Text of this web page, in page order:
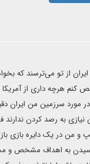
از تو می‌ترسند که
هرچه داری از
سرزمین من ایران
به رصد کردن
و من در یک دایره
به اهداف مشخص و